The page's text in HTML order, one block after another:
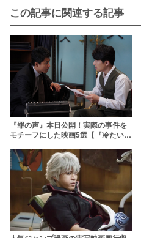
この記事に関連する記事
『罪の声』本日公開！実際の事件を
モチーフにした映画5選【『冷たい熱